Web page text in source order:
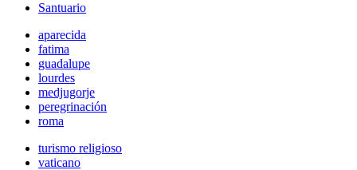
Santuario
aparecida
fatima
guadalupe
lourdes
medjugorje
peregrinación
roma
turismo religioso
vaticano